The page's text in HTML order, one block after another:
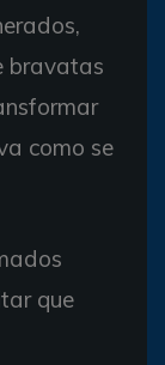
bravatas
como se
que